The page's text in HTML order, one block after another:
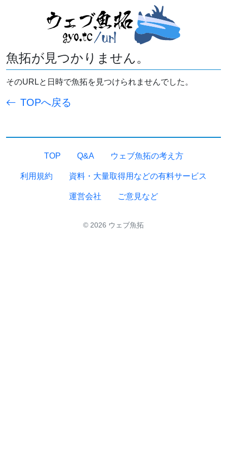
魚拓が見つかりません。
そのURLと日時で魚拓を見つけられませんでした。
TOPへ戻る
TOP Q&A ウェブ魚拓の考え方
利用規約 資料・大量取得用などの有料サービス
運営会社 ご意見など
© 2026 ウェブ魚拓